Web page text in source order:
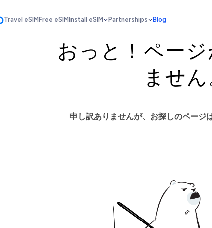
Travel eSIMFree eSIMInstall eSIM Partnerships Blog
おっと！ページ
ません
申し訳ありませんが、お探しのページ